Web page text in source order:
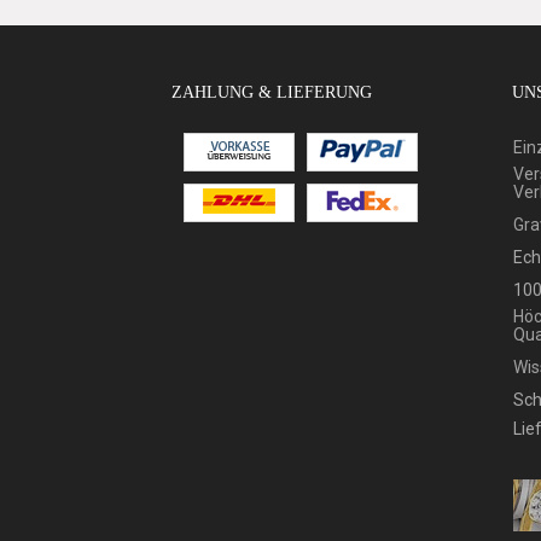
ZAHLUNG & LIEFERUNG